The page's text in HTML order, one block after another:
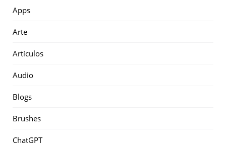
Apps
Arte
Artículos
Audio
Blogs
Brushes
ChatGPT